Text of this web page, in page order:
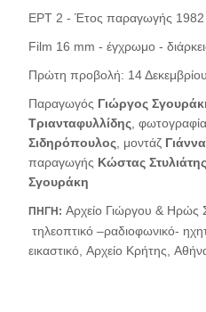
ΕΡΤ 2 - Έτος παραγωγής 1982
Film 16 mm - έγχρωμο -
Πρώτη προβολή: 14
Παραγωγός Γιώργος
Τριανταφυλλίδης ,
Σιδηρόπουλος , μοντάζ
παραγωγής Κώστας Στυλιάτης
Σγουράκη
ΠΗΓΗ: Αρχείο Γιώργου & Ηρώς
τηλεοπτικό –ραδιοφωνικό-
εικαστικό Αρχείο Κρήτης